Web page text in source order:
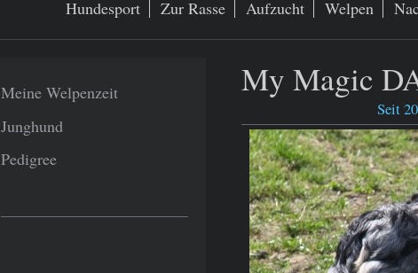
Hundesport
Zur Rasse Aufzucht Welpen
My Magic
Seit
Meine Welpenzeit
Junghund
Pedigree